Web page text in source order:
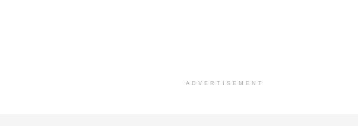
ADVERTISEMENT